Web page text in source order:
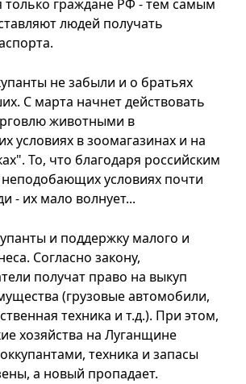
только граждане РФ - тем самым
людей получать
не забыли и о братьях
С марта начнет действовать
животными в
условиях в зоомагазинах и на
То, что благодаря российским
условиях почти
- их мало волнует...
и поддержку малого и
Согласно закону,
получат право на выкуп
(грузовые автомобили,
техника и т.д.). При этом,
хозяйства на Луганщине
техника и запасы
а новый пропадает.